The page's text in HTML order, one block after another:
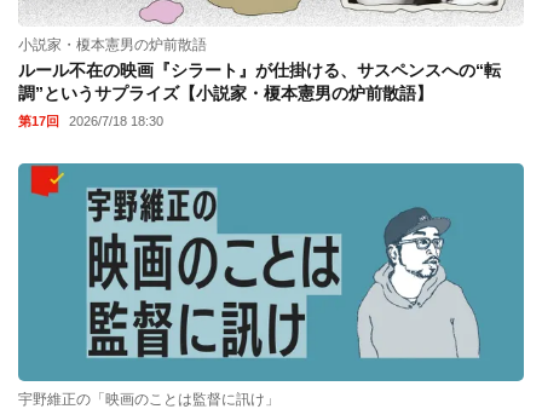
小説家・榎本憲男の炉前散語
ルール不在の映画『シラート』が仕掛ける、サスペンスへの“転
調”というサプライズ【小説家・榎本憲男の炉前散語】
第17回 2026/7/18 18:30
宇野維正の「映画のことは監督に訊け」